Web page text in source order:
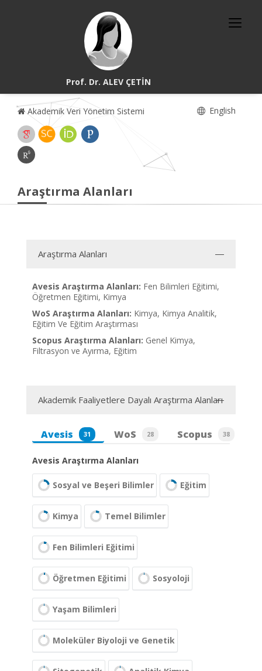
Prof. Dr. ALEV ÇETİN
Akademik Veri Yönetim Sistemi English
Araştırma Alanları
Araştırma Alanları
Avesis Araştırma Alanları: Fen Bilimleri Eğitimi,
Öğretmen Eğitimi, Kimya
WoS Araştırma Alanları: Kimya, Kimya Analitik,
Eğitim Ve Eğitim Araştırması
Scopus Araştırma Alanları: Genel Kimya,
Filtrasyon ve Ayırma, Eğitim
Akademik Faaliyetlere Dayalı Araştırma Alanları
Avesis 31 WoS 28 Scopus 38
Avesis Araştırma Alanları
Sosyal ve Beşeri Bilimler Eğitim
Kimya Temel Bilimler
Fen Bilimleri Eğitimi
Öğretmen Eğitimi Sosyoloji
Yaşam Bilimleri
Moleküler Biyoloji ve Genetik